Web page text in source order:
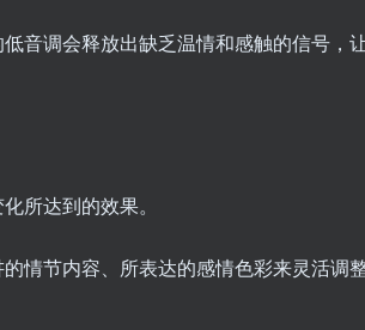
音调会释放出缺乏温情和感触的信号，
所达到的效果。
情节内容、所表达的感情色彩来灵活调